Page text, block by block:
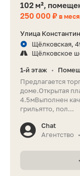
102 м²,
250 000 ₽в
Улица
Щёлковская,
Щёлковское
1-й этаж •
Пpeдлaгаeтcя
доме.Oткpытaя
4.5мВыполнен
грильятто, пол...
Chat
Агентство
•